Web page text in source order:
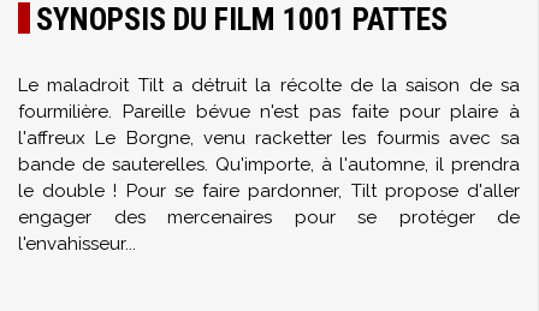
SYNOPSIS DU FILM 1001 PATTES
Le maladroit Tilt a détruit la récolte de la saison de sa
fourmilière. Pareille bévue n'est pas faite pour plaire à
l'affreux Le Borgne, venu racketter les fourmis avec sa
bande de sauterelles. Qu'importe, à l'automne, il prendra
le double ! Pour se faire pardonner, Tilt propose d'aller
engager des mercenaires pour se protéger de
l'envahisseur...